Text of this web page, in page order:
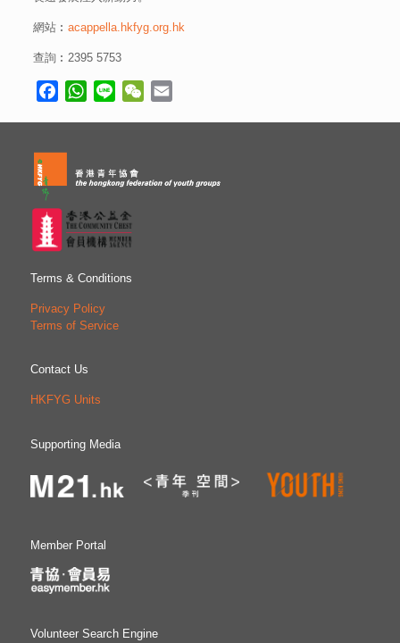
網站︰acappella.hkfyg.org.hk
查詢︰2395 5753
FacebookWhatsApp
Line WeChat
Terms & Conditions
Privacy Policy
Terms of Service
Contact Us
HKFYG Units
Supporting Media
Member Portal
Volunteer Search Engine